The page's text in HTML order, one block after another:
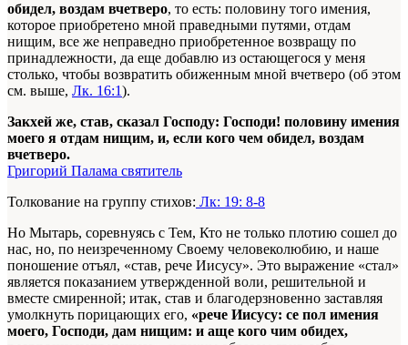
обидел, воздам вчетверо, то есть: половину того имения,
которое приобретено мной праведными путями, отдам
нищим, все же неправедно приобретенное возвращу по
принадлежности, да еще добавлю из остающегося у меня
столько, чтобы возвратить обиженным мной вчетверо (об этом
см. выше, Лк. 16:1).
Закхей же, став, сказал Господу: Господи! половину имения
моего я отдам нищим, и, если кого чем обидел, воздам
вчетверо.
Григорий Палама святитель
Толкование на группу стихов: Лк: 19: 8-8
Но Мытарь, соревнуясь с Тем, Кто не только плотию сошел до
нас, но, по неизреченному Своему человеколюбию, и наше
поношение отъял, «став, рече Иисусу». Это выражение «стал»
является показанием утвержденной воли, решительной и
вместе смиренной; итак, став и благодерзновенно заставляя
умолкнуть порицающих его, «рече Иисусу: се пол имения
моего, Господи, дам нищим: и аще кого чим обидех,